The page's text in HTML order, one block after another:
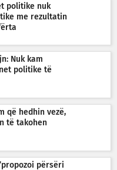
politike nuk
me rezultatin
Nuk kam
politike të
që hedhin vezë,
të takohen
përsëri